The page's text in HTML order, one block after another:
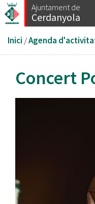
Vés
al
Ajuntament de
Cerdanyola
Esteu
aquí
Inici /Agenda
Concert